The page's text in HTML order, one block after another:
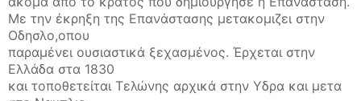
Με την έκρηξη της Επανάστασης μετακομιζει στην
Οδησλο,οπου
παραμένει ουσιαστικά ξεχασμένος. Έρχεται στην
Ελλάδα στα 1830
και τοποθετείται Τελώνης αρχικά στην Υδρα και μετα